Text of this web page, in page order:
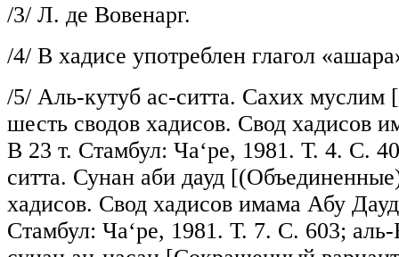
/3/ Л. де Вовенарг.
/4/ В хадисе употреблен глагол
/5/ Аль-кутуб ас-ситта. Сахих
шесть сводов хадисов. Свод хадисов
В 23 т. Стамбул: Ча‘ре, 1981. Т. 4. С.
ситта. Сунан аби дауд
хадисов. Свод хадисов имама Абу
Стамбул: Ча‘ре, 1981. Т. 7. С. 603;